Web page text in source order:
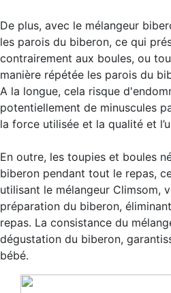
De plus, avec le mélangeur
les parois du biberon, ce qui
contrairement aux boules, ou
manière répétée les parois du
A la longue, cela risque
potentiellement de minuscules
la force utilisée et la qualité et
En outre, les toupies et boules
biberon pendant tout le repas,
utilisant le mélangeur Climsom,
préparation du biberon,
repas. La consistance du
dégustation du biberon,
bébé.